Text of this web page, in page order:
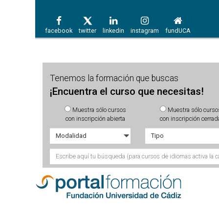
facebook twitter linkedin instagram fundUCA
Tenemos la formación que buscas
¡Encuentra el curso que necesitas!
Muestra sólo cursos
con inscripción abierta
Muestra sólo
con inscripción